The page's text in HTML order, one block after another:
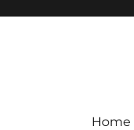
Home